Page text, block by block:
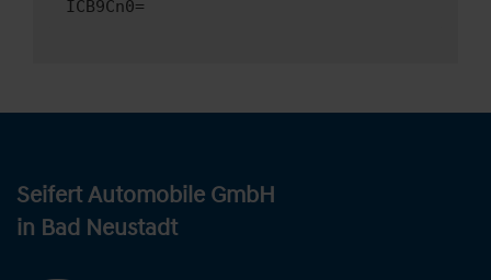
ICB9Cn0=
Seifert Automobile GmbH
in Bad Neustadt